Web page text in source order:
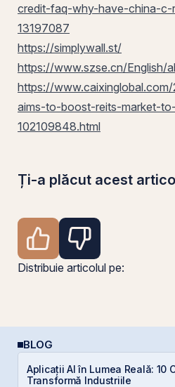
credit-faq-why-have-china-
13197087
https://simplywall.st/
https://www.szse.cn/English/
https://
aims-to-boost-reits-market-
102109848.html
Ți-a plăcut acest
Distribuie articolul pe:
BLOG
Aplicații AI în Lumea Reală: 10
Transformă Industriile